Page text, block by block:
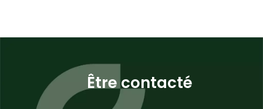
Être contacté